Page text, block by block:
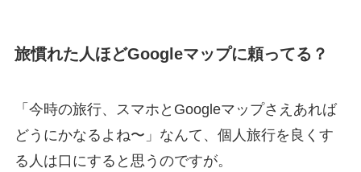
旅慣れた人ほどGoogleマップに頼ってる？
「今時の旅行、スマホとGoogleマップさえあれば
どうにかなるよね〜」なんて、個人旅行を良くす
る人は口にすると思うのですが。